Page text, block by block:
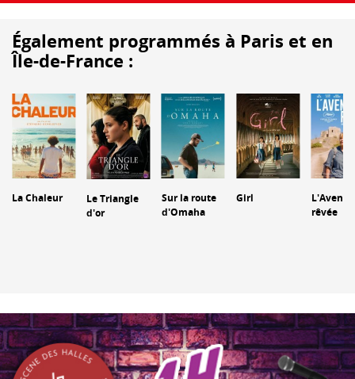
Également programmés à Paris et en
Île-de-France :
La Chaleur
Le Triangle
d'or
Sur la route
d'Omaha
Girl
rêvée